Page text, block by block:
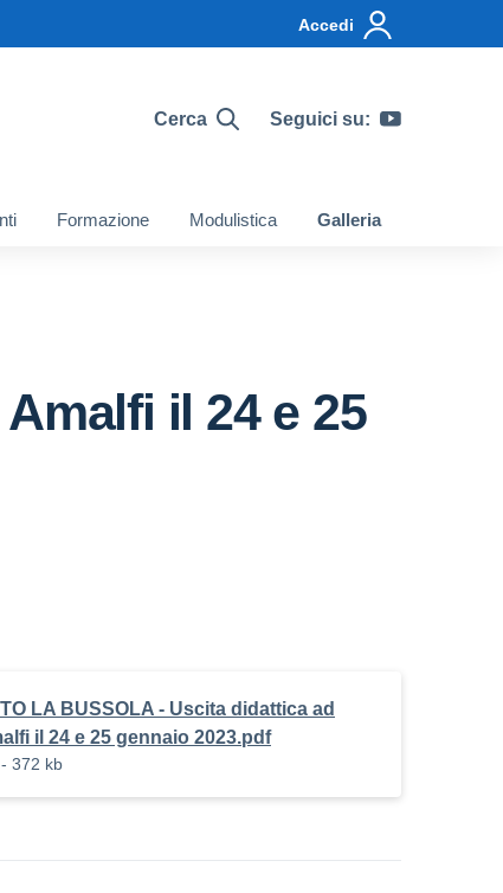
Accedi
Cerca Seguici su:
Formazione Modulistica Galleria
il 24 e 25
LA BUSSOLA - Uscita didattica ad
il 24 e 25 gennaio 2023.pdf
372 kb